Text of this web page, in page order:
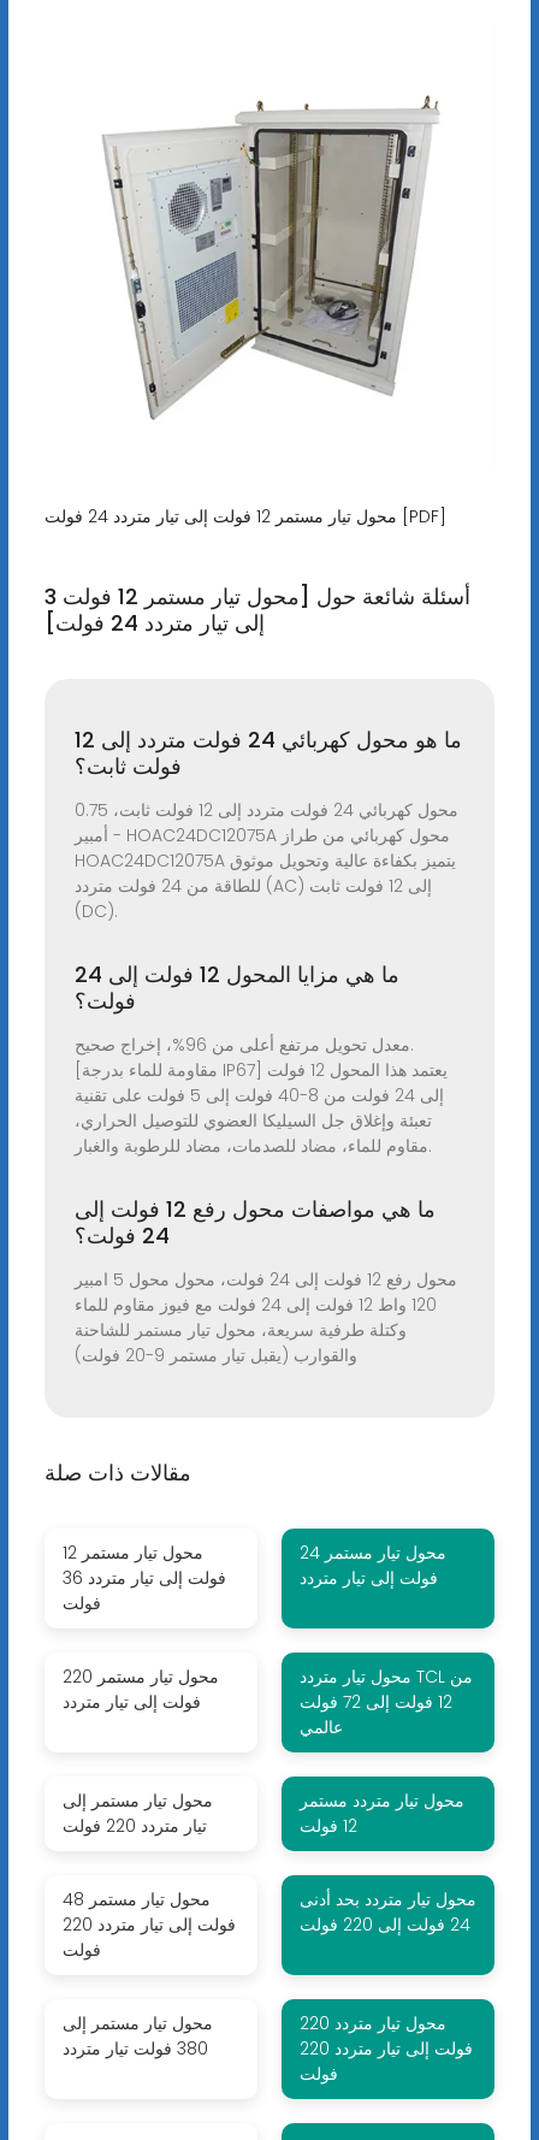
محول تيار مستمر 12 فولت إلى تيار متردد 24 فولت [PDF]
3 أسئلة شائعة حول [محول تيار مستمر 12 فولت
إلى تيار متردد 24 فولت]
ما هو محول كهربائي 24 فولت متردد إلى 12
فولت ثابت؟
محول كهربائي 24 فولت متردد إلى 12 فولت ثابت، 0.75
أمبير - HOAC24DC12075A محول كهربائي من طراز
HOAC24DC12075A يتميز بكفاءة عالية وتحويل موثوق
للطاقة من 24 فولت متردد (AC) إلى 12 فولت ثابت
(DC).
ما هي مزايا المحول 12 فولت إلى 24
فولت؟
معدل تحويل مرتفع أعلى من 96%، إخراج صحيح.
إلى 24 فولت من 8-40 فولت إلى 5 فولت على تقنية
تعبئة وإغلاق جل السيليكا العضوي للتوصيل الحراري،
مقاوم للماء، مضاد للصدمات، مضاد للرطوبة والغبار.
ما هي مواصفات محول رفع 12 فولت إلى
24 فولت؟
محول رفع 12 فولت إلى 24 فولت، محول محول 5 امبير
120 واط 12 فولت إلى 24 فولت مع فيوز مقاوم للماء
وكتلة طرفية سريعة، محول تيار مستمر للشاحنة
والقوارب (يقبل تيار مستمر 9-20 فولت)
مقالات ذات صلة
محول تيار مستمر 12
فولت إلى تيار متردد 36
فولت
محول تيار مستمر 24
فولت إلى تيار متردد
محول تيار مستمر 220
فولت إلى تيار متردد
محول تيار متردد TCL من
12 فولت إلى 72 فولت
عالمي
محول تيار مستمر إلى
تيار متردد 220 فولت
محول تيار متردد مستمر
12 فولت
محول تيار مستمر 48
فولت إلى تيار متردد 220
فولت
محول تيار متردد بحد أدنى
24 فولت إلى 220 فولت
محول تيار مستمر إلى
380 فولت تيار متردد
محول تيار متردد 220
فولت إلى تيار متردد 220
فولت